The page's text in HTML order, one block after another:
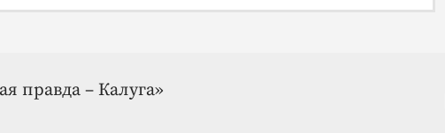
правда – Калуга»